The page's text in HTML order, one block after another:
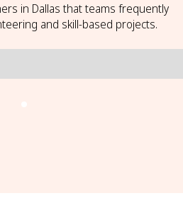
in Dallas that teams frequently
and skill-based projects.